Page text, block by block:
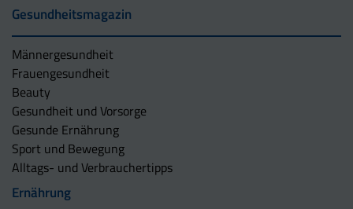
Gesundheitsmagazin
Männergesundheit
Frauengesundheit
Beauty
Gesundheit und Vorsorge
Gesunde Ernährung
Sport und Bewegung
Alltags- und Verbrauchertipps
Ernährung